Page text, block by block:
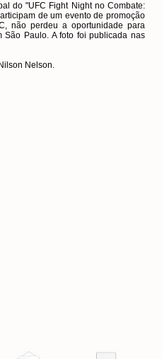
do "UFC Fight Night no Combate:
de um evento de promoção
não perdeu a oportunidade para
São Paulo. A foto foi publicada nas
Nelson.